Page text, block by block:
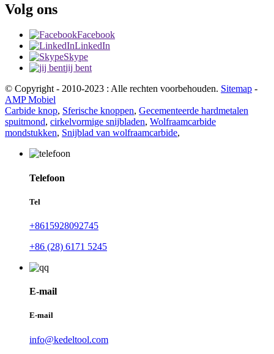
Volg ons
Facebook
LinkedIn
Skype
jij bent
© Copyright - 2010-2023 : Alle rechten voorbehouden. Sitemap -
AMP Mobiel
Carbide knop, Sferische knoppen, Gecementeerde hardmetalen
spuitmond, cirkelvormige snijbladen, Wolfraamcarbide
mondstukken, Snijblad van wolfraamcarbide,
Telefoon
Tel
+8615928092745
+86 (28) 6171 5245
E-mail
E-mail
info@kedeltool.com